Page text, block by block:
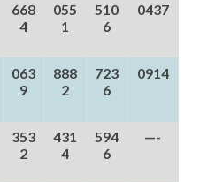
668
4
055
1
510
6
0437
063
9
888
2
723
6
0914
353
2
431
4
594
6
—-